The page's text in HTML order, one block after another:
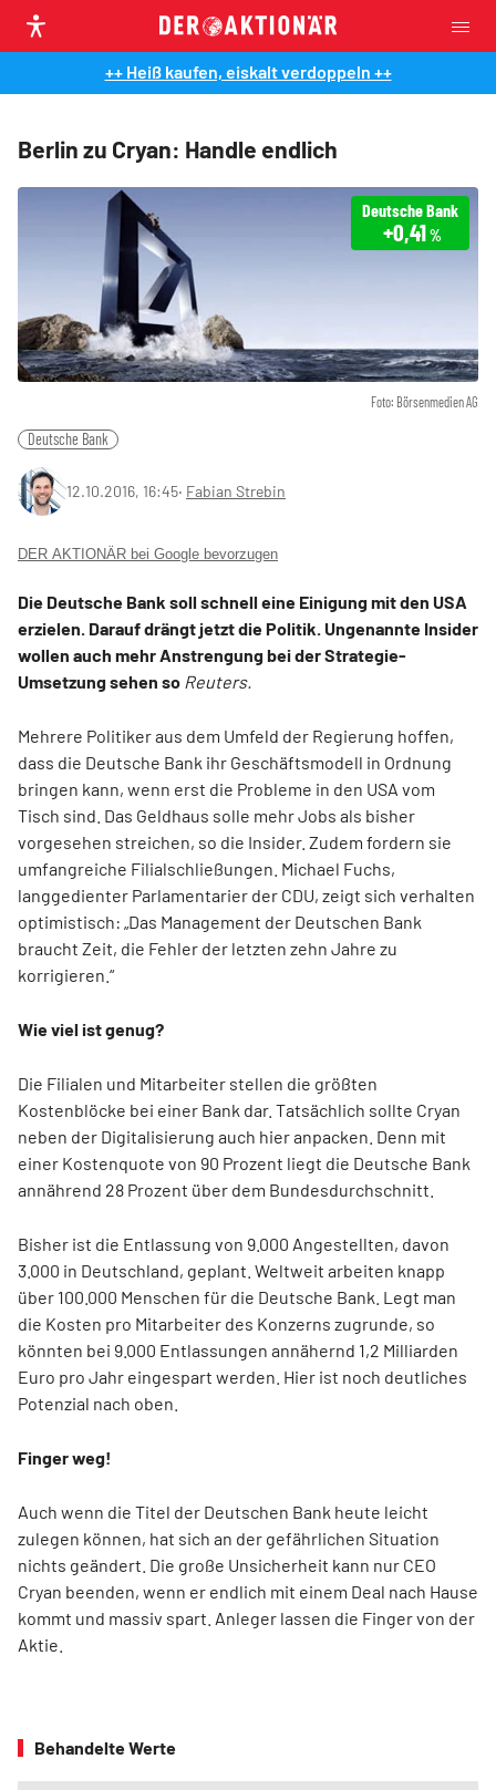
++ Heiß kaufen, eiskalt verdoppeln ++
Berlin zu Cryan: Handle endlich
Foto: Börsenmedien AG
Deutsche Bank
+0,41%
Deutsche Bank
12.10.2016, 16:45‧ Fabian Strebin
DER AKTIONÄR bei Google bevorzugen
Die Deutsche Bank soll schnell eine Einigung mit den USA
erzielen. Darauf drängt jetzt die Politik. Ungenannte Insider
wollen auch mehr Anstrengung bei der Strategie-
Umsetzung sehen so Reuters.
Mehrere Politiker aus dem Umfeld der Regierung hoffen,
dass die Deutsche Bank ihr Geschäftsmodell in Ordnung
bringen kann, wenn erst die Probleme in den USA vom
Tisch sind. Das Geldhaus solle mehr Jobs als bisher
vorgesehen streichen, so die Insider. Zudem fordern sie
umfangreiche Filialschließungen. Michael Fuchs,
langgedienter Parlamentarier der CDU, zeigt sich verhalten
optimistisch: „Das Management der Deutschen Bank
braucht Zeit, die Fehler der letzten zehn Jahre zu
korrigieren.“
Wie viel ist genug?
Die Filialen und Mitarbeiter stellen die größten
Kostenblöcke bei einer Bank dar. Tatsächlich sollte Cryan
neben der Digitalisierung auch hier anpacken. Denn mit
einer Kostenquote von 90 Prozent liegt die Deutsche Bank
annährend 28 Prozent über dem Bundesdurchschnitt.
Bisher ist die Entlassung von 9.000 Angestellten, davon
3.000 in Deutschland, geplant. Weltweit arbeiten knapp
über 100.000 Menschen für die Deutsche Bank. Legt man
die Kosten pro Mitarbeiter des Konzerns zugrunde, so
könnten bei 9.000 Entlassungen annähernd 1,2 Milliarden
Euro pro Jahr eingespart werden. Hier ist noch deutliches
Potenzial nach oben.
Finger weg!
Auch wenn die Titel der Deutschen Bank heute leicht
zulegen können, hat sich an der gefährlichen Situation
nichts geändert. Die große Unsicherheit kann nur CEO
Cryan beenden, wenn er endlich mit einem Deal nach Hause
kommt und massiv spart. Anleger lassen die Finger von der
Aktie.
Behandelte Werte